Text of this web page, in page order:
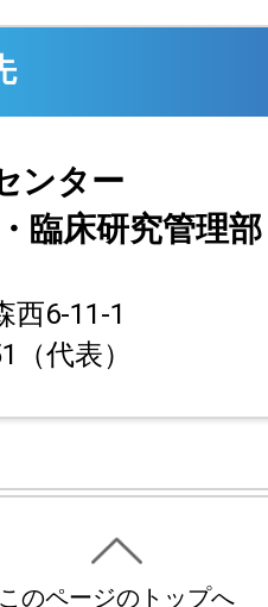
ンター
臨床研究管理部
西6-11-1
（代表）
このページのトップへ